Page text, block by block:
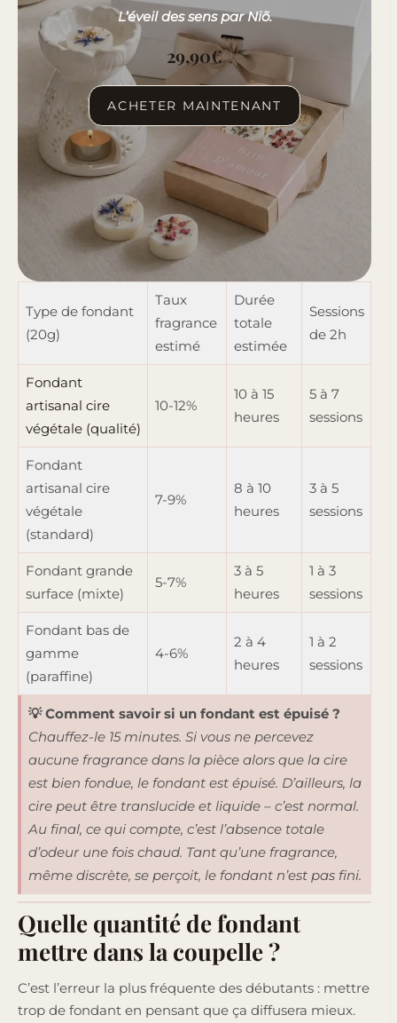
L’éveil des sens par Niõ.
29,90€
ACHETER MAINTENANT
Type de fondant
(20g)
Taux
fragrance
estimé
Durée
totale
estimée
Sessions
de 2h
Fondant
artisanal cire
végétale (qualité)
10-12%
10 à 15
heures
5 à 7
sessions
Fondant
artisanal cire
végétale
(standard)
7-9%
8 à 10
heures
3 à 5
sessions
Fondant grande
surface (mixte)
5-7%
3 à 5
heures
1 à 3
sessions
Fondant bas de
gamme
(paraffine)
4-6%
2 à 4
heures
1 à 2
sessions
💡 Comment savoir si un fondant est épuisé ?
Chauffez-le 15 minutes. Si vous ne percevez
aucune fragrance dans la pièce alors que la cire
est bien fondue, le fondant est épuisé. D’ailleurs, la
cire peut être translucide et liquide – c’est normal.
Au final, ce qui compte, c’est l’absence totale
d’odeur une fois chaud. Tant qu’une fragrance,
même discrète, se perçoit, le fondant n’est pas fini.
Quelle quantité de fondant
mettre dans la coupelle ?
C’est l’erreur la plus fréquente des débutants : mettre
trop de fondant en pensant que ça diffusera mieux.